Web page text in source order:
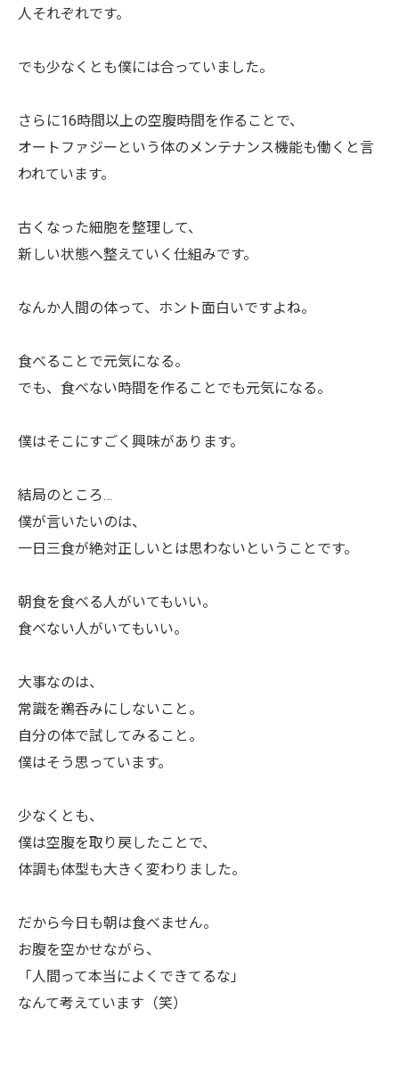
人それぞれです。
でも少なくとも僕には合っていました。
さらに16時間以上の空腹時間を作ることで、
オートファジーという体のメンテナンス機能も働くと言
われています。
古くなった細胞を整理して、
新しい状態へ整えていく仕組みです。
なんか人間の体って、ホント面白いですよね。
食べることで元気になる。
でも、食べない時間を作ることでも元気になる。
僕はそこにすごく興味があります。
結局のところ…
僕が言いたいのは、
一日三食が絶対正しいとは思わないということです。
朝食を食べる人がいてもいい。
食べない人がいてもいい。
大事なのは、
常識を鵜呑みにしないこと。
自分の体で試してみること。
僕はそう思っています。
少なくとも、
僕は空腹を取り戻したことで、
体調も体型も大きく変わりました。
だから今日も朝は食べません。
お腹を空かせながら、
「人間って本当によくできてるな」
なんて考えています（笑）
お問い合わせはこちら